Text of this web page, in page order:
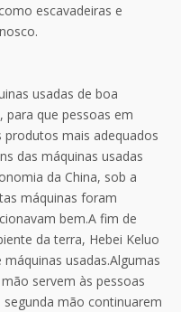
escavadeiras e
usadas de boa
para que pessoas em
mais adequados
das máquinas usadas
da China, sob a
máquinas foram
bem.A fim de
da terra, Hebei Keluo
usadas.Algumas
servem às pessoas
mão continuarem